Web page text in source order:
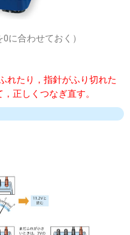
に合わせておく）
れたり，指針がふり切れた
正しくつなぎ直す。